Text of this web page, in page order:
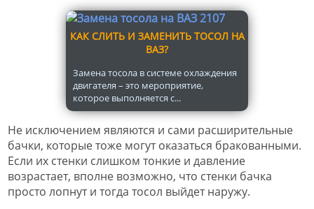
КАК СЛИТЬ И ЗАМЕНИТЬ ТОСОЛ НА
ВАЗ?
Замена тосола в системе охлаждения
двигателя – это мероприятие,
которое выполняется с...
Не исключением являются и сами расширительные
бачки, которые тоже могут оказаться бракованными.
Если их стенки слишком тонкие и давление
возрастает, вполне возможно, что стенки бачка
просто лопнут и тогда тосол выйдет наружу.